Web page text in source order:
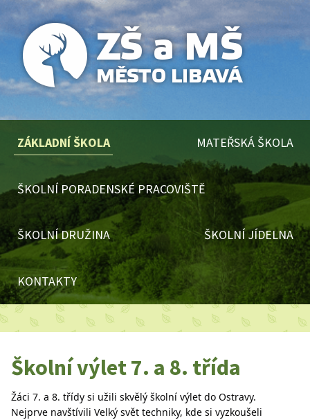
ZÁKLADNÍ ŠKOLA MATEŘSKÁ ŠKOLA
ŠKOLNÍ PORADENSKÉ PRACOVIŠTĚ
ŠKOLNÍ DRUŽINA ŠKOLNÍ JÍDELNA
KONTAKTY
Školní výlet 7. a 8. třída
Žáci 7. a 8. třídy si užili skvělý školní výlet do Ostravy.
Nejprve navštívili Velký svět techniky, kde si vyzkoušeli